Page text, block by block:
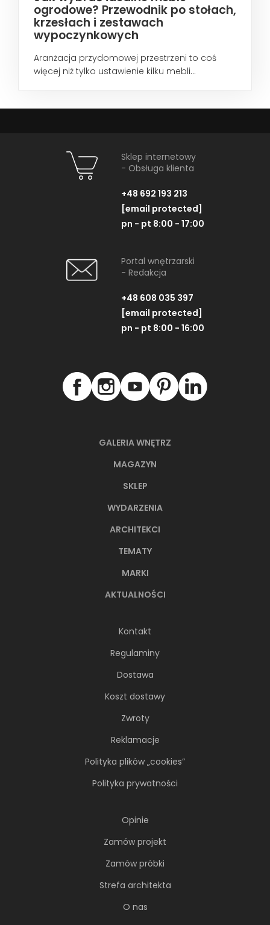
ogrodowe? Przewodnik po stołach,
krzesłach i zestawach
wypoczynkowych
Aranżacja przydomowej przestrzeni to coś
więcej niż tylko ustawienie kilku mebli...
GALERIA WNĘTRZ
MAGAZYN
SKLEP
WYDARZENIA
ARCHITEKCI
TEMATY
MARKI
AKTUALNOŚCI
Kontakt
Regulaminy
Dostawa
Koszt dostawy
Zwroty
Reklamacje
Polityka plików „cookies”
Polityka prywatności
Opinie
Zamów projekt
Zamów próbki
Strefa architekta
O nas
Sklep internetowy
- Obsługa klienta
+48 692 193 213
[email protected]
pn - pt 8:00 - 17:00
Portal wnętrzarski
- Redakcja
+48 608 035 397
[email protected]
pn - pt 8:00 - 16:00